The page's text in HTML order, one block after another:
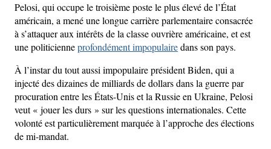
Pelosi, qui occupe le troisième poste le plus élevé de l’État
américain, a mené une longue carrière parlementaire consacrée
à s’attaquer aux intérêts de la classe ouvrière américaine, et est
une politicienneprofondément impopulairedans son pays.
À l’instar du tout aussi impopulaire président Biden, qui a
injecté des dizaines de milliards de dollars dans la guerre par
procuration entre les États-Unis et la Russie en Ukraine, Pelosi
veut « jouer les durs » sur les questions internationales. Cette
volonté est particulièrement marquée à l’approche des élections
de mi-mandat.